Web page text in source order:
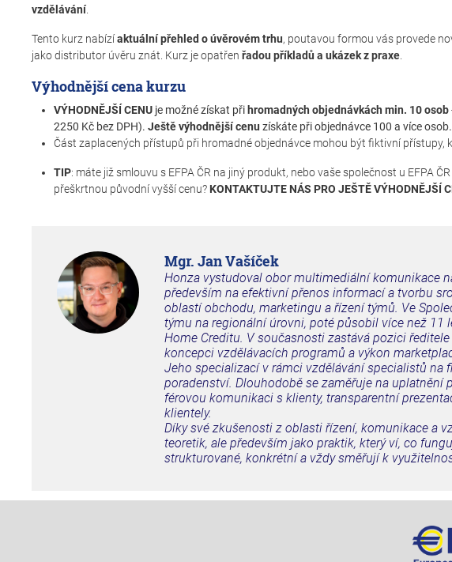
vzdělávání
Tento kurz nabízíaktuální přehled o úvěrovém trhu, poutavou formou vás provede
jako distributor úvěru znát. Kurz je opatřen řadou příkladů a ukázek z praxe
Výhodnější cena kurzu
VÝHODNĚJŠÍ CENU je možné získat při hromadných objednávkách min. 10 osob
2250 Kč bez DPH). Ještě výhodnější cenu získáte při objednávce 100 a více osob.
Část zaplacených přístupů při hromadné objednávce mohou být fiktivní přístupy,
TIP: máte již smlouvu s EFPA ČR na jiný produkt, nebo vaše společnost u EFPA
přeškrtnou původní vyšší cenu? KONTAKTUJTE NÁS PRO JEŠTĚ VÝHODNĚJŠÍ
Mgr. Jan Vašíček
Honza vystudoval obor multimediální komunikace
především na efektivní přenos informací a tvorbu
oblastí obchodu, marketingu a řízení týmů. Ve
týmu na regionální úrovni, poté působil více než 11
Home Creditu. V současnosti zastává pozici
koncepci vzdělávacích programů a výkon
Jeho specializací v rámci vzdělávání specialistů
poradenství. Dlouhodobě se zaměřuje na uplatnění
férovou komunikaci s klienty, transparentní
klientely.
Díky své zkušenosti z oblasti řízení, komunikace a
teoretik, ale především jako praktik, který ví, co
strukturované, konkrétní a vždy směřují k